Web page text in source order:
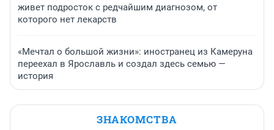
живет подросток с редчайшим диагнозом, от
которого нет лекарств
«Мечтал о большой жизни»: иностранец из Камеруна
переехал в Ярославль и создал здесь семью —
история
ЗНАКОМСТВА